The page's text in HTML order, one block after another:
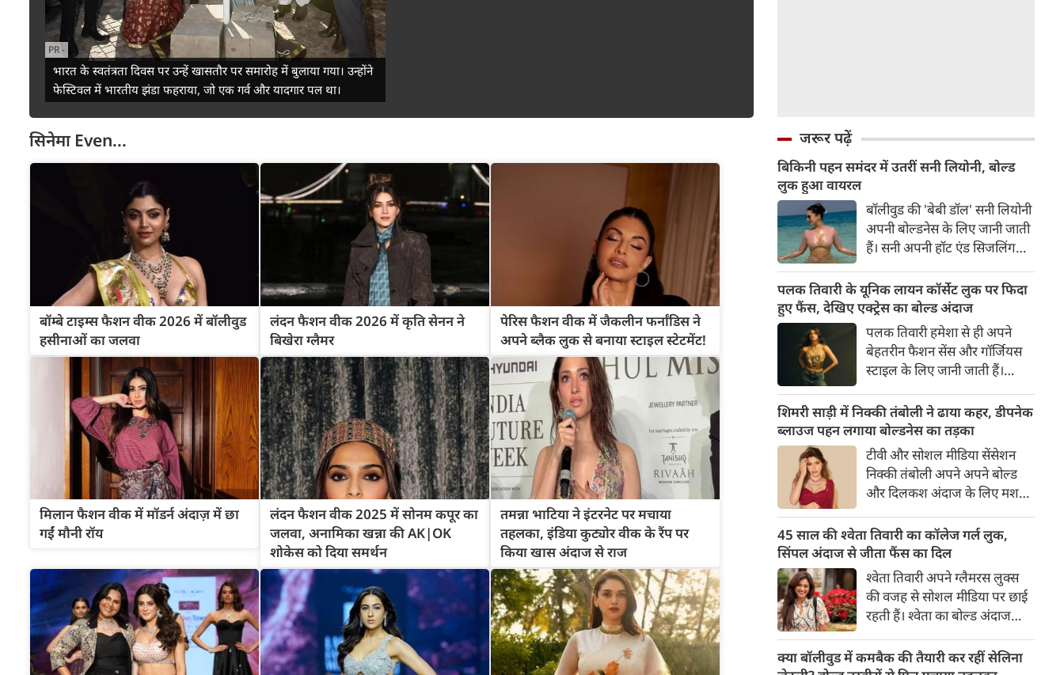
PR-
भारत के स्वतंत्रता दिवस पर उन्हें खासतौर पर समारोह में बुलाया गया। उन्होंने
फेस्टिवल में भारतीय झंडा फहराया, जो एक गर्व और यादगार पल था।
सिनेमाEven...
बॉम्बे टाइम्स फैशन वीक 2026 में बॉलीवुड
हसीनाओं का जलवा
लंदन फैशन वीक 2026 में कृति सेनन ने
बिखेरा ग्लैमर
पेरिस फैशन वीक में जैकलीन फर्नांडिस ने
अपने ब्लैक लुक से बनाया स्टाइल स्टेटमेंट!
मिलान फैशन वीक में मॉडर्न अंदाज़ में छा
गईं मौनी रॉय
लंदन फैशन वीक 2025 में सोनम कपूर का
जलवा, अनामिका खन्ना की AK|OK
शोकेस को दिया समर्थन
तमन्ना भाटिया ने इंटरनेट पर मचाया
तहलका, इंडिया कुट्योर वीक के रैंप पर
किया खास अंदाज से राज
जरूर पढ़ें
बिकिनी पहन समंदर में उतरीं सनी लियोनी, बोल्ड
लुक हुआ वायरल
बॉलीवुड की 'बेबी डॉल' सनी लियोनी
अपनी बोल्डनेस के लिए जानी जाती
हैं। सनी अपनी हॉट एंड सिजलिंग
रहती हैं। फैंस सनी लियोनी की
तस्वीरों का बेसब्री से इंतजार करते
हैं। इस बार सनी लियोनी ने मालदीव
वेकेशन से अपनी कुछ बोल्ड तस्वीरें
शेयर की है।
पलक तिवारी के यूनिक लायन कॉर्सेट लुक पर फिदा
हुए फैंस, देखिए एक्ट्रेस का बोल्ड अंदाज
पलक तिवारी हमेशा से ही अपने
बेहतरीन फैशन सेंस और गॉर्जियस
स्टाइल के लिए जानी जाती हैं।
एक बार फिर फैंस का दिल जीत
लिया है। पलक ने एक बेहद यूनीक
और स्टाइलिश गोल्डन कॉर्सेट टॉप में
अपनी कुछ तस्वीरें शेयर की है।
शिमरी साड़ी में निक्की तंबोली ने ढाया कहर, डीपनेक
ब्लाउज पहन लगाया बोल्डनेस का तड़का
टीवी और सोशल मीडिया सेंसेशन
निक्की तंबोली अपने अपने बोल्ड
और दिलकश अंदाज के लिए मशहूर
इंटरनेट पर तहलका मचाती रहती हैं।
इस बार निक्की ने मरून कलर की
साड़ी में अपनी कुछ सुपर सिजलिंग
तस्वीरें शेयर की है। खूबसूरत शिमरी
साड़ी में निक्की की अदाएं देखने
लायक है।
45 साल की श्वेता तिवारी का कॉलेज गर्ल लुक,
सिंपल अंदाज से जीता फैंस का दिल
श्वेता तिवारी अपने ग्लैमरस लुक्स
की वजह से सोशल मीडिया पर छाई
रहती हैं। श्वेता का बोल्ड अंदाज
कि वह दो बच्चों की मां हैं। 45 साल
क्या बॉलीवुड में कमबैक की तैयारी कर रहीं सेलिना